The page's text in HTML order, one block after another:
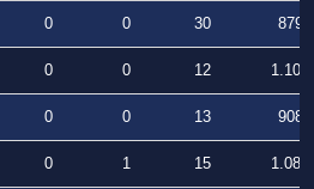
0 0 30
879
0 0 12
1.106
0 0 13
908
0 1 15
1.080